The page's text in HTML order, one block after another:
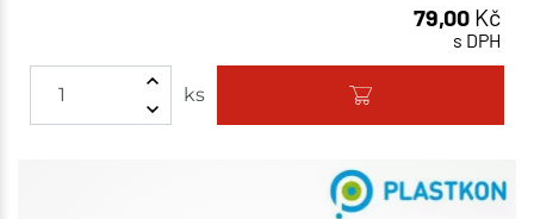
79,00 Kč
s DPH
ks